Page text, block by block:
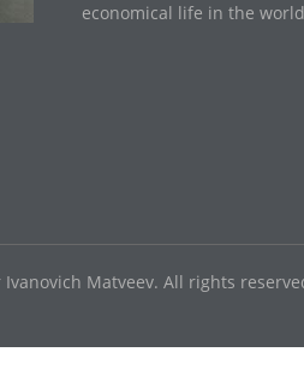
economical life in the
Matveev. All rights